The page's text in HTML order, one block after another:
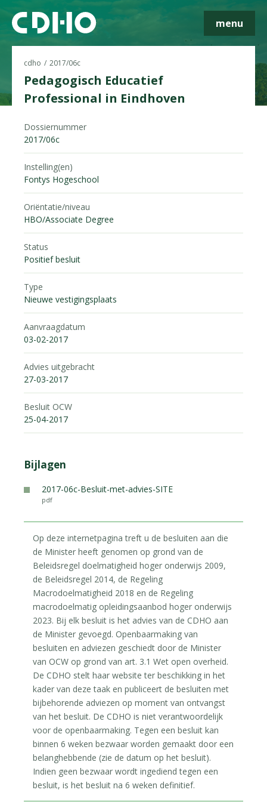
menu
cdho 2017/06c
Pedagogisch Educatief
Professional in Eindhoven
Dossiernummer
2017/06c
Instelling(en)
Fontys Hogeschool
Oriëntatie/niveau
HBO/Associate Degree
Status
Positief besluit
Type
Nieuwe vestigingsplaats
Aanvraagdatum
03-02-2017
Advies uitgebracht
27-03-2017
Besluit OCW
25-04-2017
Bijlagen
2017-06c-Besluit-met-advies-SITE
pdf
Op deze internetpagina treft u de besluiten aan die
de Minister heeft genomen op grond van de
Beleidsregel doelmatigheid hoger onderwijs 2009,
de Beleidsregel 2014, de Regeling
Macrodoelmatigheid 2018 en de Regeling
macrodoelmatig opleidingsaanbod hoger onderwijs
2023. Bij elk besluit is het advies van de CDHO aan
de Minister gevoegd. Openbaarmaking van
besluiten en adviezen geschiedt door de Minister
van OCW op grond van art. 3.1 Wet open overheid.
De CDHO stelt haar website ter beschikking in het
kader van deze taak en publiceert de besluiten met
bijbehorende adviezen op moment van ontvangst
van het besluit. De CDHO is niet verantwoordelijk
voor de openbaarmaking. Tegen een besluit kan
binnen 6 weken bezwaar worden gemaakt door een
belanghebbende (zie de datum op het besluit).
Indien geen bezwaar wordt ingediend tegen een
besluit, is het besluit na 6 weken definitief.